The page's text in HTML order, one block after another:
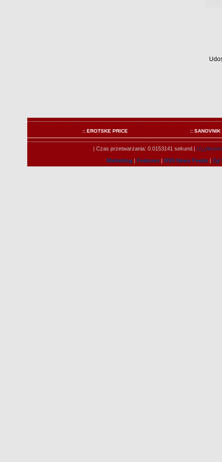
:: EROTSKE PRICE :: SANOVNIK
| Czas przetwarzania: 0.0153141 sekund.|
Marketing | Features | RSS News Feeds |